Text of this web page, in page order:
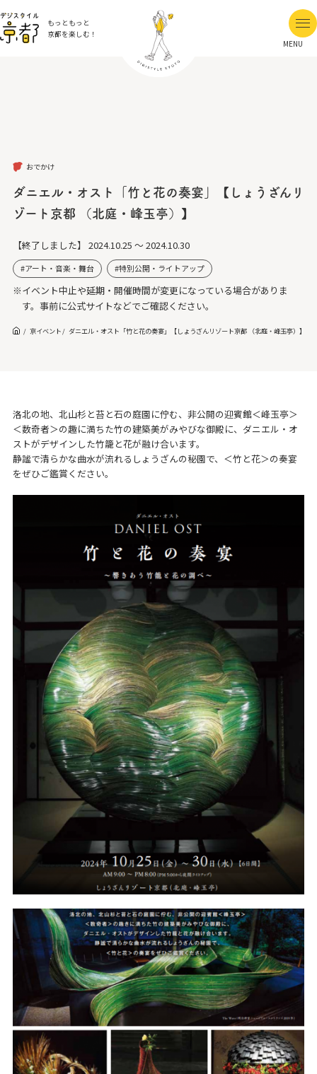
もっともっと
京都を楽しむ！
MENU
おでかけ
ダニエル・オスト「竹と花の奏宴」【しょうざんリ
ゾート京都 （北庭・峰玉亭）】
【終了しました】 2024.10.25 ～ 2024.10.30
アート・音楽・舞台 特別公開・ライトアップ
※イベント中止や延期・開催時間が変更になっている場合がありま
す。事前に公式サイトなどでご確認ください。
京イベント ダニエル・オスト「竹と花の奏宴」【しょうざんリゾート京都 （北庭・峰玉亭）】
洛北の地、北山杉と苔と石の庭園に佇む、非公開の迎賓館＜峰玉亭＞
＜数奇者＞の趣に満ちた竹の建築美がみやびな御殿に、ダニエル・オ
ストがデザインした竹籠と花が融け合います。
静謐で清らかな曲水が流れるしょうざんの秘園で、＜竹と花＞の奏宴
をぜひご鑑賞ください。